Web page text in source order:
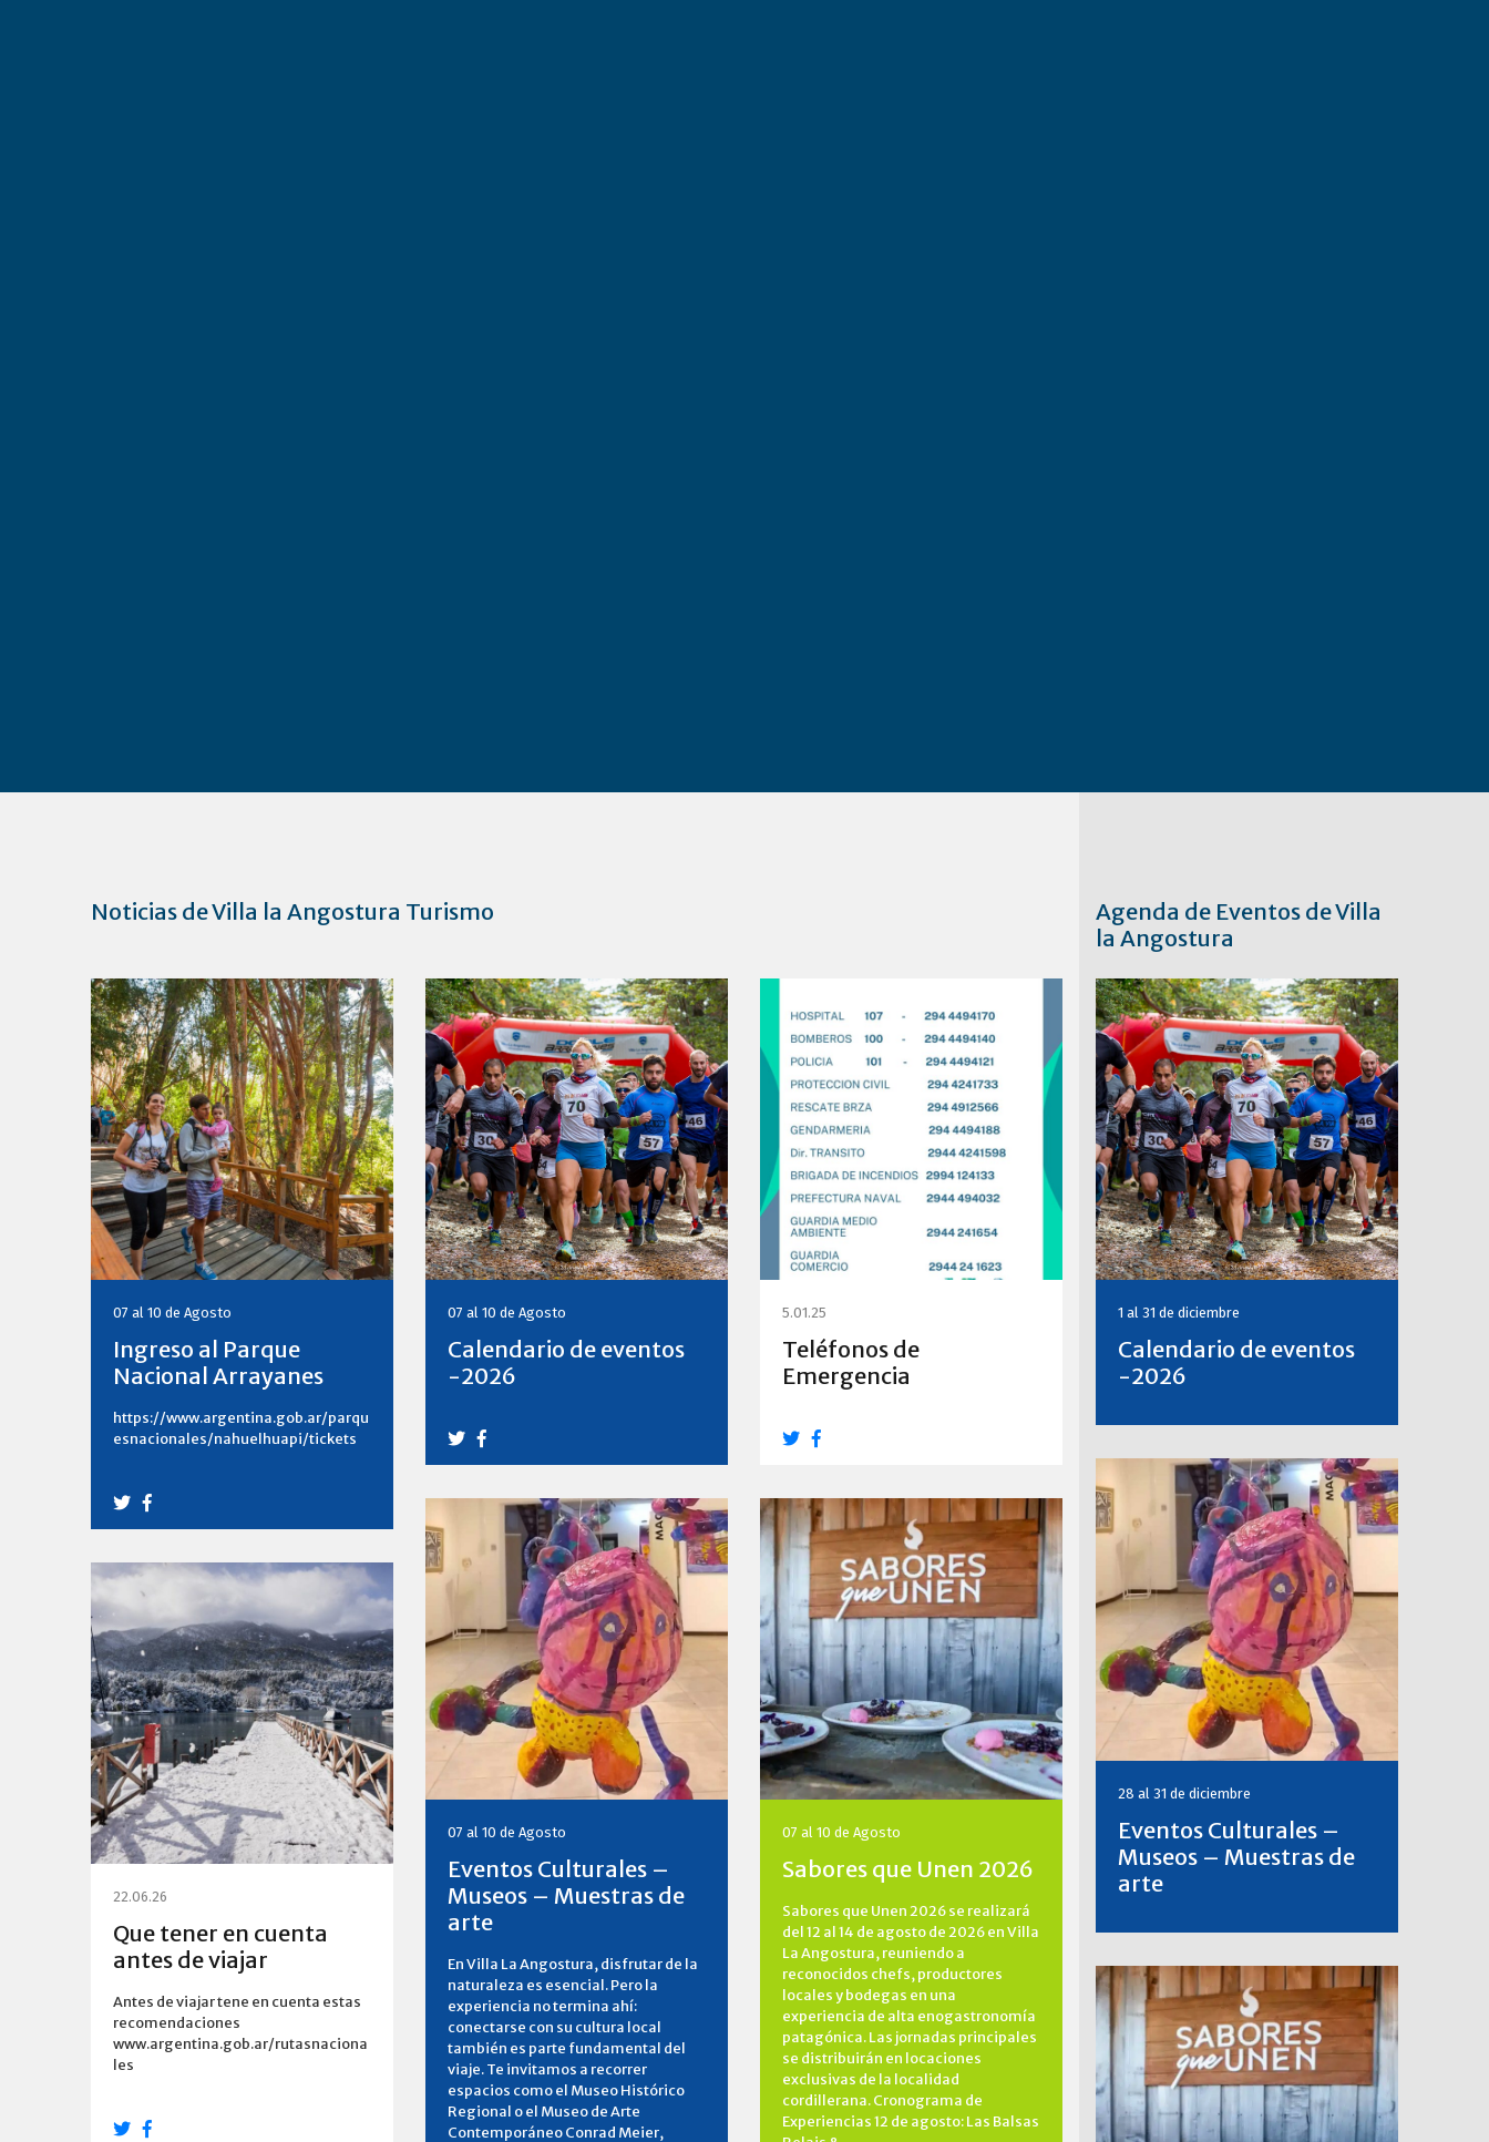
Noticias de Villa la Angostura Turismo
07 al 10 de Agosto
Ingreso al Parque
Nacional Arrayanes
https://www.argentina.gob.ar/parqu
esnacionales/nahuelhuapi/tickets
07 al 10 de Agosto
Calendario de eventos
-2026
5.01.25
Teléfonos de
Emergencia
07 al 10 de Agosto
Eventos Culturales –
Museos – Muestras de
arte
En Villa La Angostura, disfrutar de la
naturaleza es esencial. Pero la
experiencia no termina ahí:
conectarse con su cultura local
también es parte fundamental del
viaje. Te invitamos a recorrer
espacios como el Museo Histórico
Regional o el Museo de Arte
Contemporáneo Conrad Meier,
07 al 10 de Agosto
Sabores que Unen 2026
Sabores que Unen 2026 se realizará
del 12 al 14 de agosto de 2026 en Villa
La Angostura, reuniendo a
reconocidos chefs, productores
locales y bodegas en una
experiencia de alta enogastronomía
patagónica. Las jornadas principales
se distribuirán en locaciones
exclusivas de la localidad
cordillerana. Cronograma de
Experiencias 12 de agosto: Las Balsas
22.06.26
Que tener en cuenta
antes de viajar
Antes de viajar tene en cuenta estas
recomendaciones
www.argentina.gob.ar/rutasnaciona
les
Agenda de Eventos de Villa
la Angostura
1 al 31 de diciembre
Calendario de eventos
-2026
28 al 31 de diciembre
Eventos Culturales –
Museos – Muestras de
arte